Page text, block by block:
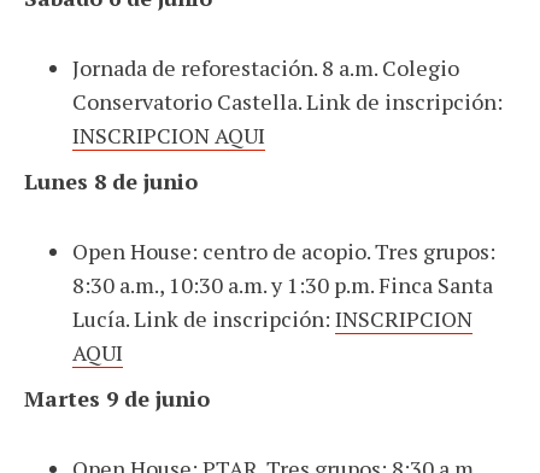
Jornada de reforestación. 8 a.m. Colegio
Conservatorio Castella. Link de inscripción:
INSCRIPCION AQUI
Lunes 8 de junio
Open House: centro de acopio. Tres grupos:
8:30 a.m., 10:30 a.m. y 1:30 p.m. Finca Santa
Lucía. Link de inscripción: INSCRIPCION
AQUI
Martes 9 de junio